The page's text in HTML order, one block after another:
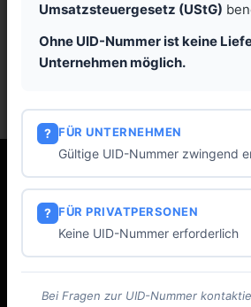
Kategorien
Gesetzliche Informationen
Informationen
Zahlarten
Umsatzsteuergesetz (UStG)
Ohne UID-Nummer ist keine
Unternehmen möglich.
? FÜR UNTERNEHMEN
Gültige UID-Nummer zwingend
? FÜR PRIVATPERSONEN
Keine UID-Nummer erforderlich
Bei Fragen zur UID-Nummer